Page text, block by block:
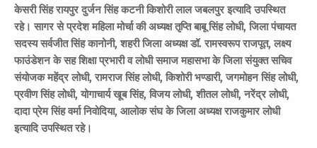
केसरी सिंह रायपुर दुर्जन सिंह कटनी किशोरी लाल जबलपुर इत्यादि उपस्थित
रहे। सागर से प्रदेश महिला मोर्चा की अध्यक्ष तृप्ति बाबू सिंह लोधी, जिला पंचायत
सदस्य सर्वजीत सिंह कानोनी, शहरी जिला अध्यक्ष डॉ. रामस्वरूप राजपूत, लक्ष्य
फाउंडेशन के सह शिक्षा प्रभारी व लोधी समाज महासभा के जिला संयुक्त सचिव
संयोजक महेंद्र लोधी, रामराज सिंह लोधी, किशोरी भण्डारी, जगमोहन सिंह लोधी,
प्रवीण सिंह लोधी, योगाचार्य खूब सिंह, विजय लोधी, शीतल लोधी, नरेंद्र लोधी,
दादा प्रेम सिंह वर्मा निवोदिया, आलोक संघ के जिला अध्यक्ष राजकुमार लोधी
इत्यादि उपस्थित रहे।